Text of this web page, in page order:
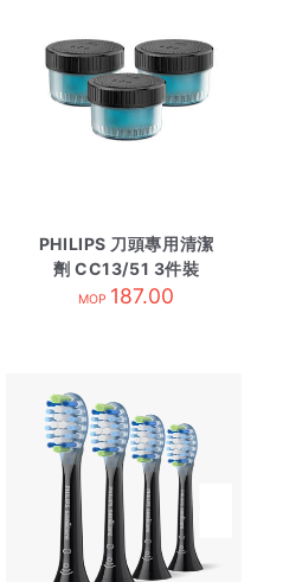
PHILIPS 刀頭專用清潔
劑 CC13/51 3件裝
MOP 187.00